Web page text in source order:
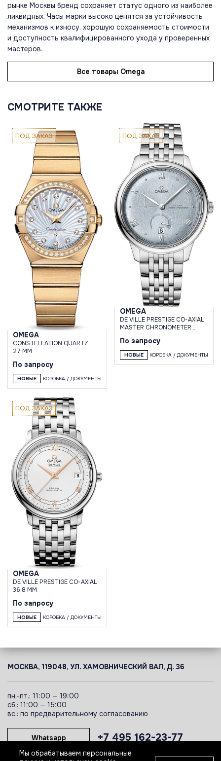
рынке Москвы бренд сохраняет статус одного из наиболее
ликвидных. Часы марки высоко ценятся за устойчивость
механизмов к износу, хорошую сохраняемость стоимости
и доступность квалифицированного ухода у проверенных
мастеров.
Все товары Omega
СМОТРИТЕ ТАКЖЕ
ПОД ЗАКАЗ
OMEGA
CONSTELLATION QUARTZ
27 MM
По запросу
НОВЫЕ КОРОБКА / ДОКУМЕНТЫ
ПОД ЗАКАЗ
OMEGA
DE VILLE PRESTIGE CO-AXIAL
MASTER CHRONOMETER
По запросу
НОВЫЕ КОРОБКА / ДОКУМЕНТЫ
ПОД ЗАКАЗ
OMEGA
DE VILLE PRESTIGE CO-AXIAL
36,8 MM
По запросу
НОВЫЕ КОРОБКА / ДОКУМЕНТЫ
МОСКВА, 119048, УЛ. ХАМОВНИЧЕСКИЙ ВАЛ, Д. 36
пн.-пт.: 11:00 — 19:00
сб.: 11:00 — 15:00
вс.: по предварительному согласованию
+7 495 162-23-77
Whatsapp
Мы обрабатываем персональные